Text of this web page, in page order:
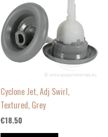
Cyclone Jet, Adj Swirl,
Textured, Grey
€18.50